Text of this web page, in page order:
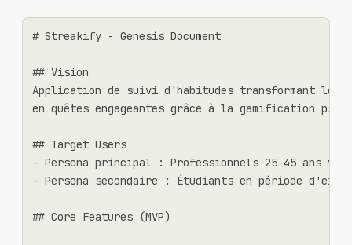
# Streakify - Genesis Document
## Vision
Application de suivi d'habitudes transformant les
en quêtes engageantes grâce à la gamification
## Target Users
- Persona principal : Professionnels 25-45 ans
- Persona secondaire : Étudiants en période
## Core Features (MVP)